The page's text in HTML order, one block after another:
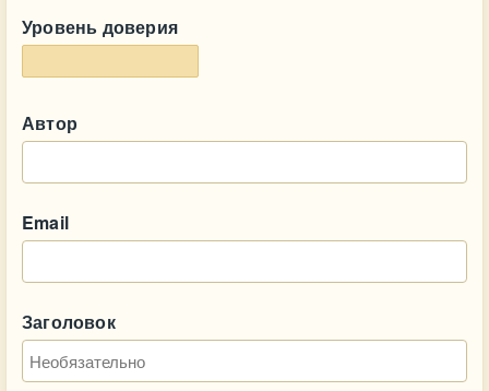
Уровень доверия
Автор
Email
Заголовок